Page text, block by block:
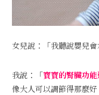
女兒說：「我聽說嬰兒會
我說：「寶寶的腎臟功
像大人可以調節得那麼